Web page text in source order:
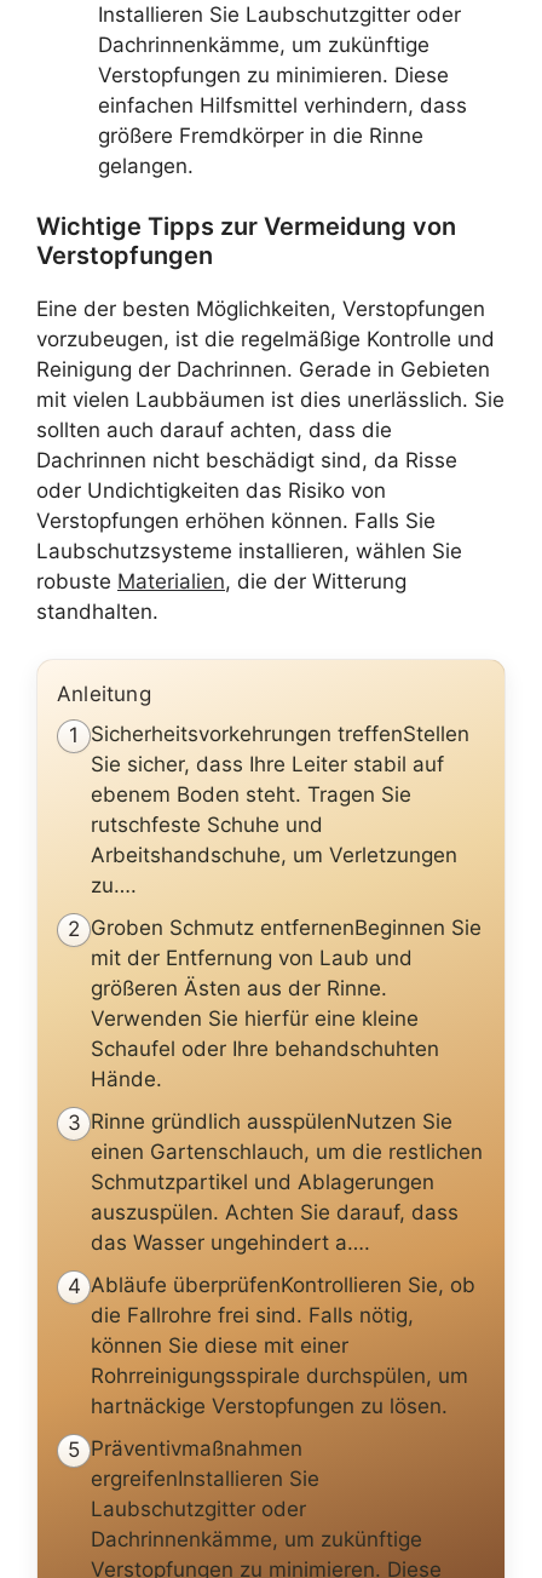
Installieren Sie Laubschutzgitter oder
Dachrinnenkämme, um zukünftige
Verstopfungen zu minimieren. Diese
einfachen Hilfsmittel verhindern, dass
größere Fremdkörper in die Rinne
gelangen.
Wichtige Tipps zur Vermeidung von
Verstopfungen
Eine der besten Möglichkeiten, Verstopfungen
vorzubeugen, ist die regelmäßige Kontrolle und
Reinigung der Dachrinnen. Gerade in Gebieten
mit vielen Laubbäumen ist dies unerlässlich. Sie
sollten auch darauf achten, dass die
Dachrinnen nicht beschädigt sind, da Risse
oder Undichtigkeiten das Risiko von
Verstopfungen erhöhen können. Falls Sie
Laubschutzsysteme installieren, wählen Sie
robuste Materialien, die der Witterung
standhalten.
Anleitung
1
Sicherheitsvorkehrungen treffenStellen
Sie sicher, dass Ihre Leiter stabil auf
ebenem Boden steht. Tragen Sie
rutschfeste Schuhe und
Arbeitshandschuhe, um Verletzungen
zu….
2 Groben Schmutz entfernenBeginnen Sie
mit der Entfernung von Laub und
größeren Ästen aus der Rinne.
Verwenden Sie hierfür eine kleine
Schaufel oder Ihre behandschuhten
Hände.
3 Rinne gründlich ausspülenNutzen Sie
einen Gartenschlauch, um die restlichen
Schmutzpartikel und Ablagerungen
auszuspülen. Achten Sie darauf, dass
das Wasser ungehindert a….
4 Abläufe überprüfenKontrollieren Sie, ob
die Fallrohre frei sind. Falls nötig,
können Sie diese mit einer
Rohrreinigungsspirale durchspülen, um
hartnäckige Verstopfungen zu lösen.
5 Präventivmaßnahmen
ergreifenInstallieren Sie
Laubschutzgitter oder
Dachrinnenkämme, um zukünftige
Verstopfungen zu minimieren. Diese